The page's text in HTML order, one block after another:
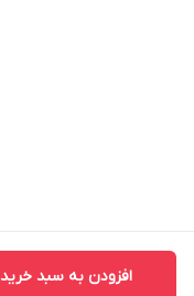
افزودن به سبد خرید